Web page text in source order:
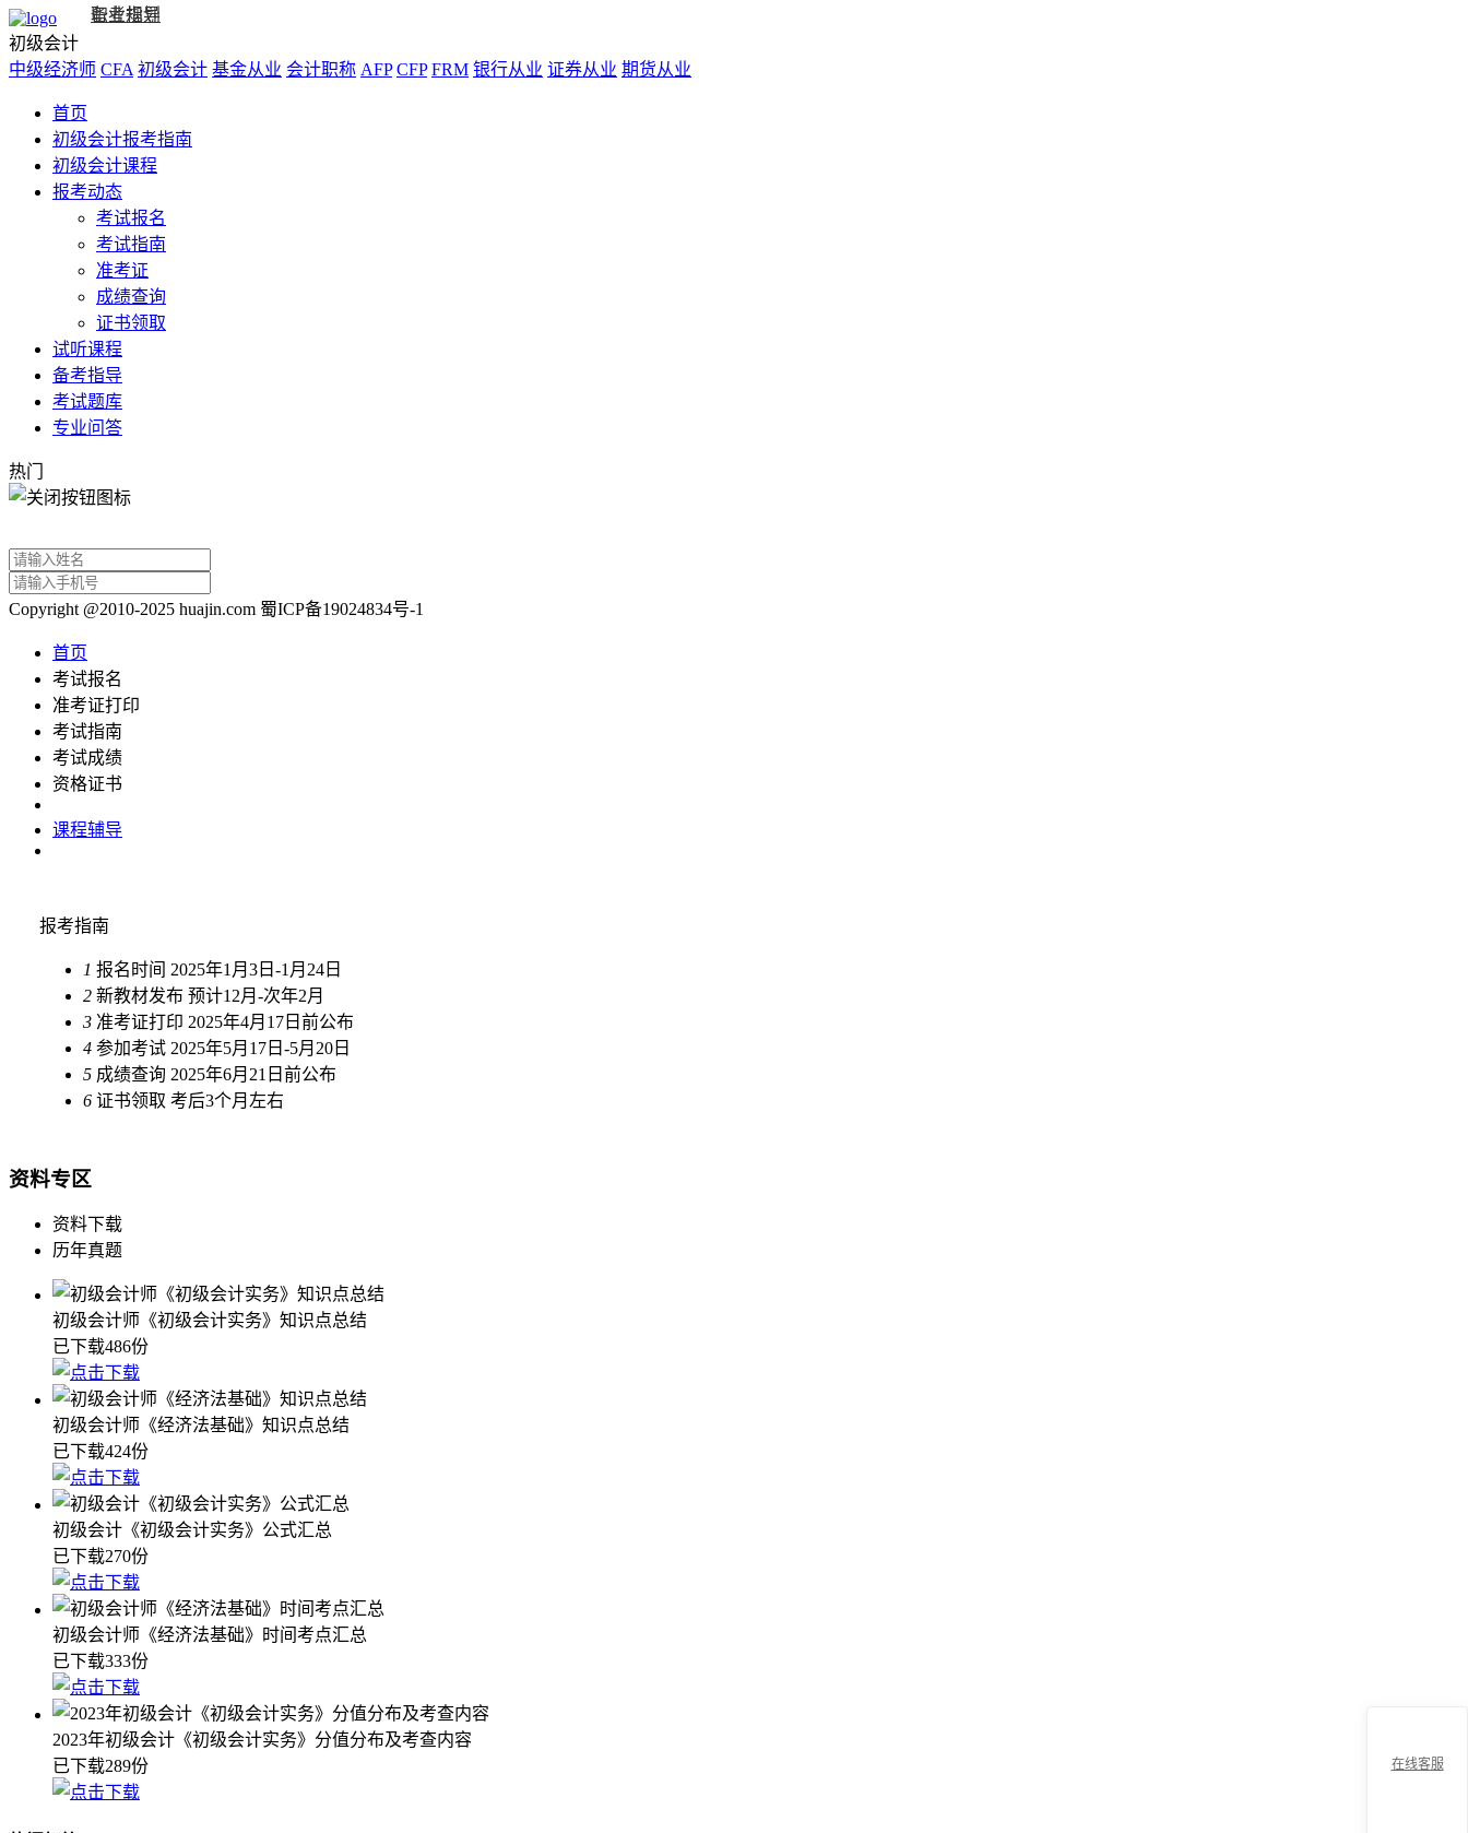
初级会计
中级经济师 CFA 初级会计 基金从业 会计职称 AFP CFP FRM 银行从业 证券从业 期货从业
首页
初级会计报考指南
初级会计课程
报考动态
考试报名
考试指南
准考证
成绩查询
证书领取
试听课程
备考指导
考试题库
专业问答
热门
Copyright @2010-2025 huajin.com 蜀ICP备19024834号-1
首页
考试报名
准考证打印
考试指南
考试成绩
资格证书
备考指导
课程辅导
职业规划
报考指南
1 报名时间 2025年1月3日-1月24日
2 新教材发布 预计12月-次年2月
3 准考证打印 2025年4月17日前公布
4 参加考试 2025年5月17日-5月20日
5 成绩查询 2025年6月21日前公布
6 证书领取 考后3个月左右
资料专区
资料下载
历年真题
初级会计师《初级会计实务》知识点总结
已下载486份
初级会计师《经济法基础》知识点总结
已下载424份
初级会计《初级会计实务》公式汇总
已下载270份
初级会计师《经济法基础》时间考点汇总
已下载333份
2023年初级会计《初级会计实务》分值分布及考查内容
已下载289份
在线客服